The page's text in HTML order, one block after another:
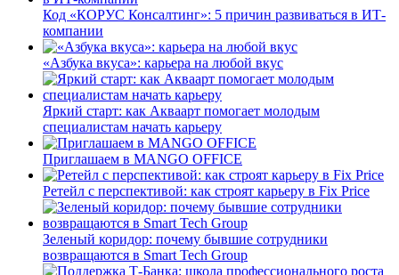
Код «КОРУС Консалтинг»: 5 причин развиваться в ИТ-
компании
«Азбука вкуса»: карьера на любой вкус
Яркий старт: как Акваарт помогает молодым
специалистам начать карьеру
Приглашаем в MANGO OFFICE
Ретейл с перспективой: как строят карьеру в Fix Price
Зеленый коридор: почему бывшие сотрудники
возвращаются в Smart Tech Group